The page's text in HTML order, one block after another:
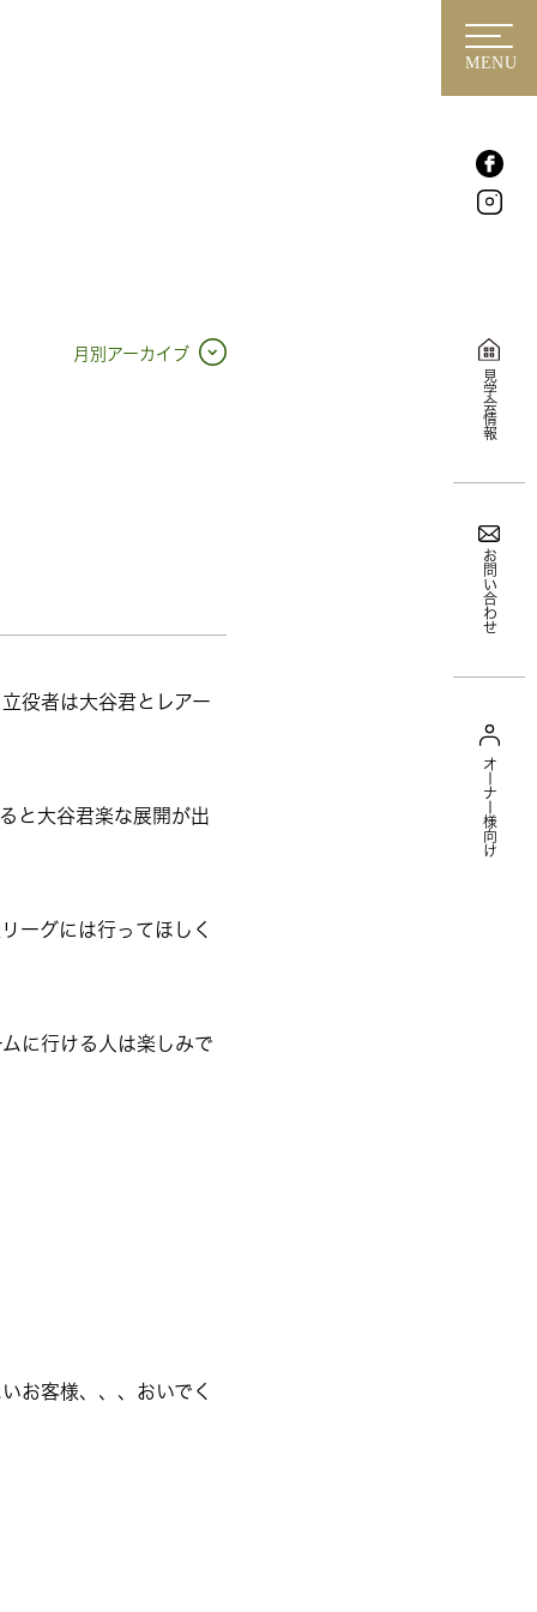
MENU
見学会情報
お問い合わせ
オーナー様向け
月別アーカイブ
役者は大谷君とレアー
と大谷君楽な展開が出
ーグには行ってほしく
に行ける人は楽しみで
お客様、、、おいでく